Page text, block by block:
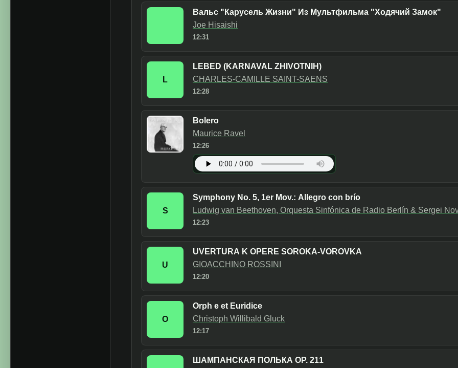
Вальс "Карусель Жизни" Из Мультфильма "Ходячий Замок"
Joe Hisaishi
12:31
L
LEBED (KARNAVAL ZHIVOTNIH)
CHARLES-CAMILLE SAINT-SAENS
12:28
Bolero
Maurice Ravel
12:26
S
Symphony No. 5, 1er Mov.: Allegro con brío
Ludwig van Beethoven, Orquesta Sinfónica de Radio Berlín & Sergei
12:23
U
UVERTURA K OPERE SOROKA-VOROVKA
GIOACCHINO ROSSINI
12:20
O
Orph e et Euridice
Christoph Willibald Gluck
12:17
ШАМПАНСКАЯ ПОЛЬКА OP. 211